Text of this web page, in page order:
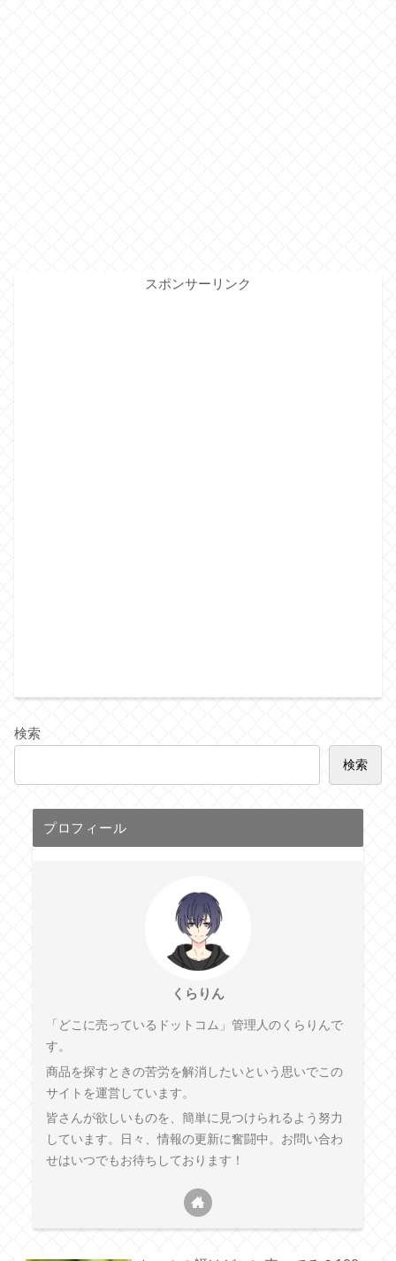
スポンサーリンク
検索
検索
プロフィール
くらりん
「どこに売っているドットコム」管理人のくらりんで
す。
商品を探すときの苦労を解消したいという思いでこの
サイトを運営しています。
皆さんが欲しいものを、簡単に見つけられるよう努力
しています。日々、情報の更新に奮闘中。お問い合わ
せはいつでもお待ちしております！